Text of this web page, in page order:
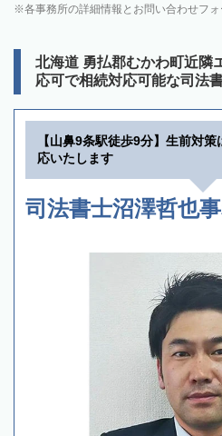
各事務所の詳細情報とお問い合わせフ
北海道 勇払郡むかわ町近隣
応可で相続対応可能な司法
【山鼻9条駅徒歩9分】生前対
応いたします
司法書士沼澤哲也